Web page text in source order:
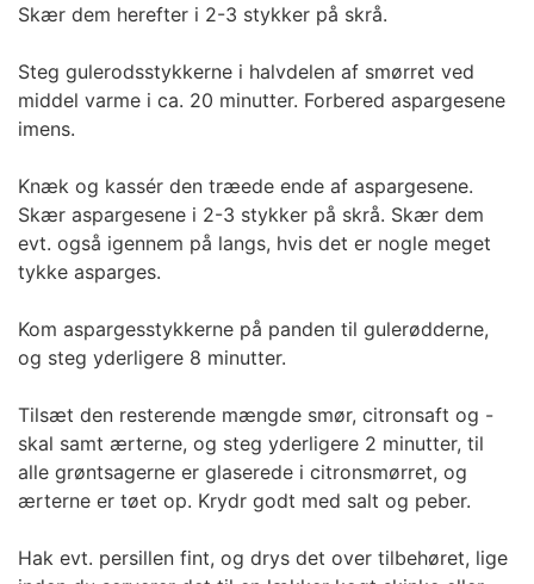
Skær dem herefter i 2-3 stykker på skrå.
Steg gulerodsstykkerne i halvdelen af smørret ved
middel varme i ca. 20 minutter. Forbered aspargesene
imens.
Knæk og kassér den træede ende af aspargesene.
Skær aspargesene i 2-3 stykker på skrå. Skær dem
evt. også igennem på langs, hvis det er nogle meget
tykke asparges.
Kom aspargesstykkerne på panden til gulerødderne,
og steg yderligere 8 minutter.
Tilsæt den resterende mængde smør, citronsaft og -
skal samt ærterne, og steg yderligere 2 minutter, til
alle grøntsagerne er glaserede i citronsmørret, og
ærterne er tøet op. Krydr godt med salt og peber.
Hak evt. persillen fint, og drys det over tilbehøret, lige